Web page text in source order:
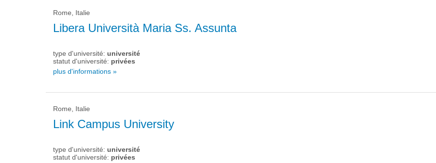
Rome, Italie
Libera Università Maria Ss. Assunta
type d'université: université
statut d'université: privées
plus d'informations »
Rome, Italie
Link Campus University
type d'université: université
statut d'université: privées